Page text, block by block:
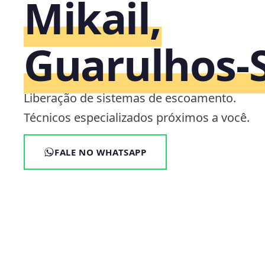
Mikail,
Liberação de sistemas de escoamento.
Técnicos especializados próximos a você.
FALE NO WHATSAPP